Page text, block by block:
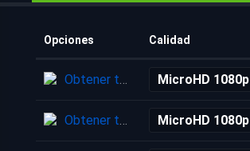
Opciones Calidad
Obtener torrent MicroHD 1080p
Obtener torrent MicroHD 1080p